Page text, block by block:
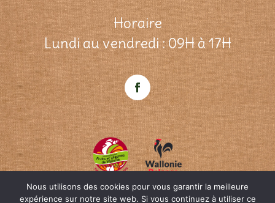
Horaire
Lundi au vendredi : 09H à 17H
Nous utilisons des cookies pour vous garantir la meilleure
expérience sur notre site web. Si vous continuez à utiliser ce